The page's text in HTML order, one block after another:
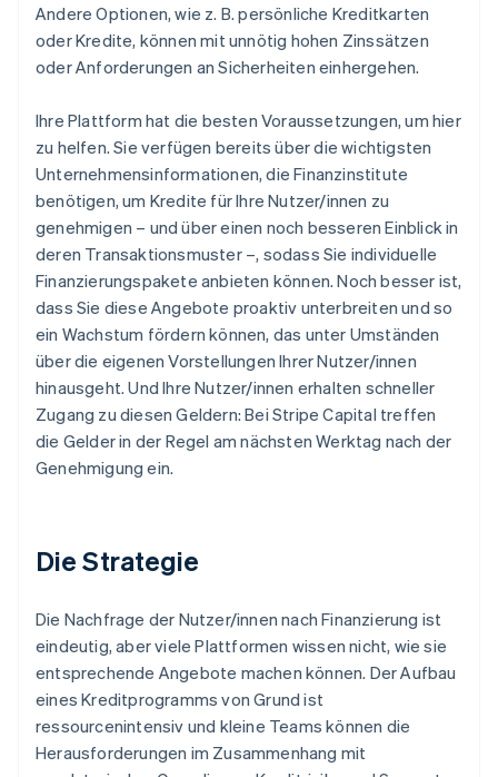
Andere Optionen, wie z. B. persönliche Kreditkarten
oder Kredite, können mit unnötig hohen Zinssätzen
oder Anforderungen an Sicherheiten einhergehen.
Ihre Plattform hat die besten Voraussetzungen, um hier
zu helfen. Sie verfügen bereits über die wichtigsten
Unternehmensinformationen, die Finanzinstitute
benötigen, um Kredite für Ihre Nutzer/innen zu
genehmigen – und über einen noch besseren Einblick in
deren Transaktionsmuster –, sodass Sie individuelle
Finanzierungspakete anbieten können. Noch besser ist,
dass Sie diese Angebote proaktiv unterbreiten und so
ein Wachstum fördern können, das unter Umständen
über die eigenen Vorstellungen Ihrer Nutzer/innen
hinausgeht. Und Ihre Nutzer/innen erhalten schneller
Zugang zu diesen Geldern: Bei Stripe Capital treffen
die Gelder in der Regel am nächsten Werktag nach der
Genehmigung ein.
Die Strategie
Die Nachfrage der Nutzer/innen nach Finanzierung ist
eindeutig, aber viele Plattformen wissen nicht, wie sie
entsprechende Angebote machen können. Der Aufbau
eines Kreditprogramms von Grund ist
ressourcenintensiv und kleine Teams können die
Herausforderungen im Zusammenhang mit